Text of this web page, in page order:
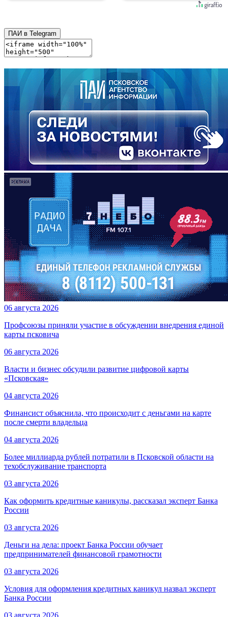
ПАИ в Telegram
06 августа 2026
Профсоюзы приняли участие в обсуждении внедрения единой
карты псковича
06 августа 2026
Власти и бизнес обсудили развитие цифровой карты
«Псковская»
04 августа 2026
Финансист объяснила, что происходит с деньгами на карте
после смерти владельца
04 августа 2026
Более миллиарда рублей потратили в Псковской области на
техобслуживание транспорта
03 августа 2026
Как оформить кредитные каникулы, рассказал эксперт Банка
России
03 августа 2026
Деньги на дела: проект Банка России обучает
предпринимателей финансовой грамотности
03 августа 2026
Условия для оформления кредитных каникул назвал эксперт
Банка России